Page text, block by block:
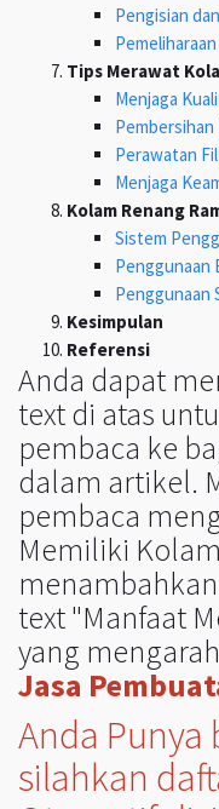
Pengisian
Tips Merawat
Menjaga
Pembersihan
Perawatan
Menjaga
Kolam Renang
Sistem
Penggunaan
Penggunaan
Kesimpulan
Referensi
Anda dapat
text di atas
pembaca ke
dalam artikel.
pembaca
Memiliki
text "Manfaat
yang
Jasa
Anda Punya
silahkan